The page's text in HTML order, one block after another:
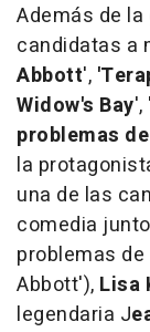
Además de
candidatas a
Abbott',
Widow's Bay', '
problemas
la
una de las
comedia
problemas de
Abbott'), Lisa
legendaria J